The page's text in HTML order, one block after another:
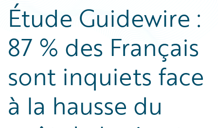
Étude Guidewire :
87 % des Français
sont inquiets face
à la hausse du